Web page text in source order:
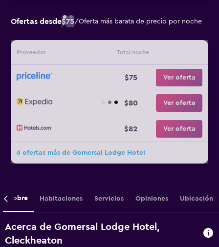
Ofertas desde$75/Oferta más barata de precio por noche
Proveedor Total noche
$75 Ver oferta
$80 Ver oferta
$82 Ver oferta
6 ofertas más de Gomersal Lodge Hotel
Sobre Habitaciones Servicios Opiniones Ubicación
Acerca de Gomersal Lodge Hotel,
Cleckheaton